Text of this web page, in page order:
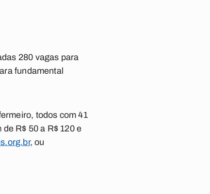
280 vagas para
fundamental
todos com 41
R$ 50 a R$ 120 e
, ou